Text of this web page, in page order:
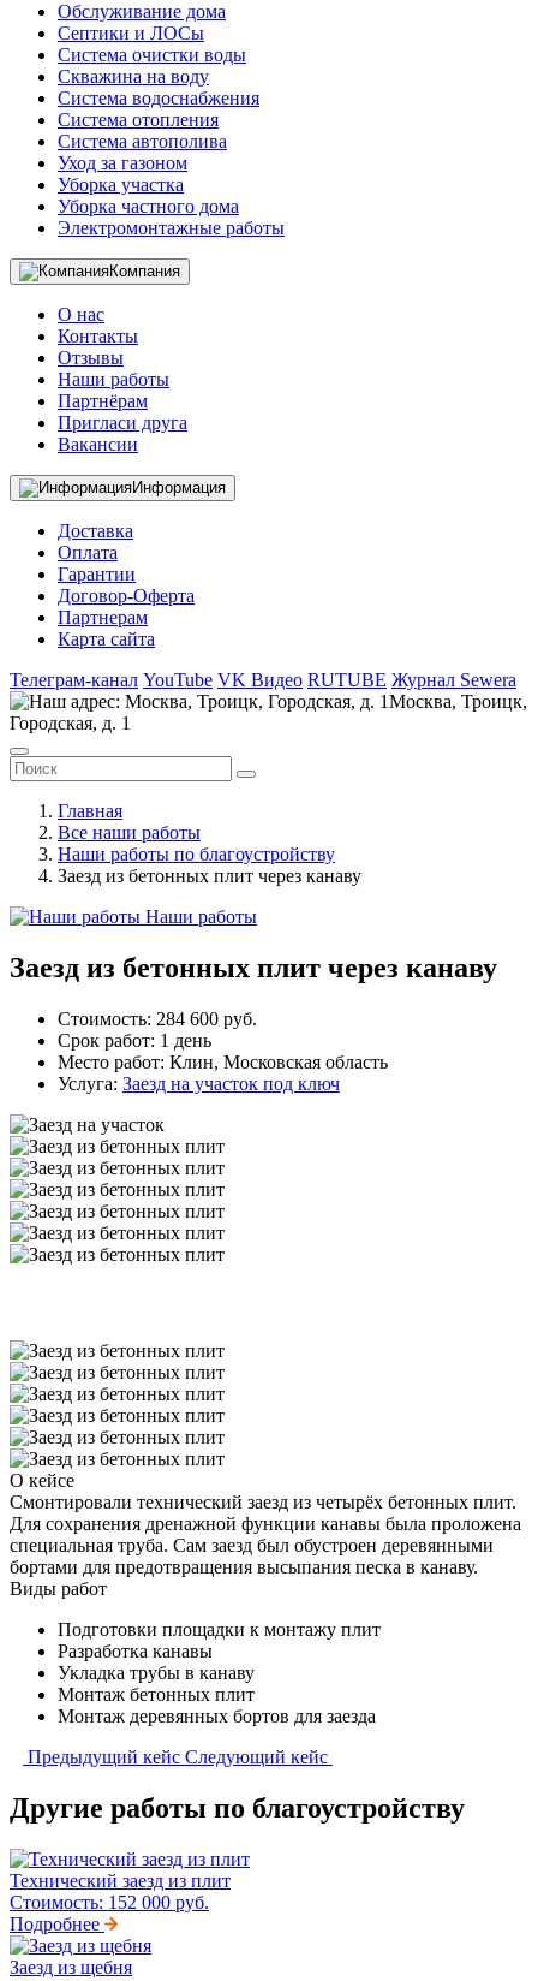
Обслуживание дома
Септики и ЛОСы
Система очистки воды
Скважина на воду
Система водоснабжения
Система отопления
Система автополива
Уход за газоном
Уборка участка
Уборка частного дома
Электромонтажные работы
Компания
О нас
Контакты
Отзывы
Наши работы
Партнёрам
Пригласи друга
Вакансии
Информация
Доставка
Оплата
Гарантии
Договор-Оферта
Партнерам
Карта сайта
Телеграм-канал YouTube VK Видео RUTUBE Журнал Sewera
Москва, Троицк,
Городская, д. 1
Главная
Все наши работы
Наши работы по благоустройству
Заезд из бетонных плит через канаву
Наши работы
Заезд из бетонных плит через канаву
Стоимость: 284 600 руб.
Срок работ: 1 день
Место работ: Клин, Московская область
Услуга: Заезд на участок под ключ
О кейсе
Смонтировали технический заезд из четырёх бетонных плит.
Для сохранения дренажной функции канавы была проложена
специальная труба. Сам заезд был обустроен деревянными
бортами для предотвращения высыпания песка в канаву.
Виды работ
Подготовки площадки к монтажу плит
Разработка канавы
Укладка трубы в канаву
Монтаж бетонных плит
Монтаж деревянных бортов для заезда
Предыдущий кейс Следующий кейс
Другие работы по благоустройству
Технический заезд из плит
Стоимость: 152 000 руб.
Подробнее
Заезд из щебня